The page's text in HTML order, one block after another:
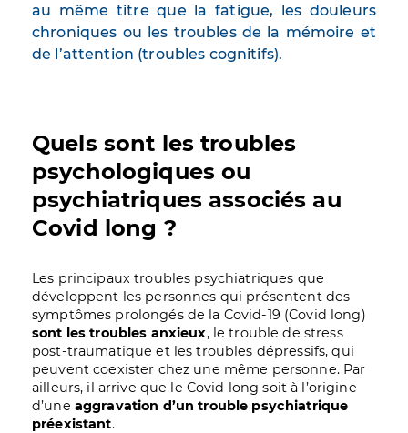
au même titre que la fatigue, les douleurs
chroniques ou les troubles de la mémoire et
de l’attention (troubles cognitifs).
Quels sont les troubles
psychologiques ou
psychiatriques associés au
Covid long ?
Les principaux troubles psychiatriques que
développent les personnes qui présentent des
symptômes prolongés de la Covid-19 (Covid long)
sont les troubles anxieux, le trouble de stress
post-traumatique et les troubles dépressifs, qui
peuvent coexister chez une même personne. Par
ailleurs, il arrive que le Covid long soit à l’origine
d’une aggravation d’un trouble psychiatrique
préexistant.